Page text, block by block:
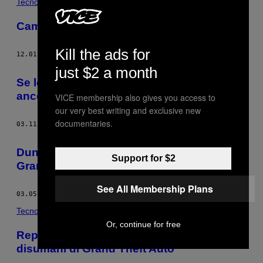
Cambia sesso con l’Oculus Rift
12.01.14 DIYANNICK LEJACQ
Se le foto diventano gratuite, ci sarà
ancora qualcuno disposto a scattarle?
03.11.14 DIYANNICK LEJACQ
Duncan Harris fotografa la desolazione di
Gran Theft Auto
03.05.14 YANNICK LEJACQ
Tecnología
Reportage mozzafiato dai quartieri
disumani di Grand Theft Auto
Kill the ads for
just $2 a month
VICE membership also gives you access to
our very best writing and exclusive new
documentaries.
Support for $2
See All Membership Plans
Or, continue for free